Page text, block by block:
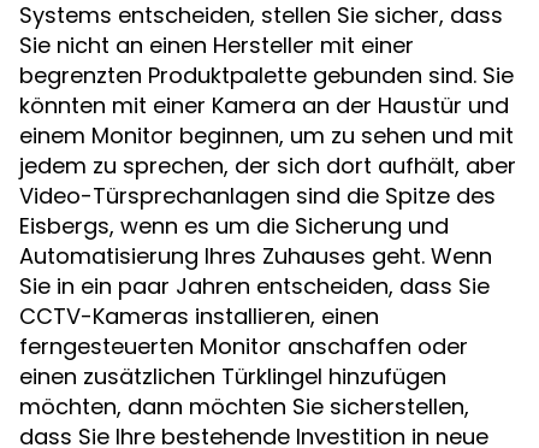
Systems entscheiden, stellen Sie sicher, dass
Sie nicht an einen Hersteller mit einer
begrenzten Produktpalette gebunden sind. Sie
könnten mit einer Kamera an der Haustür und
einem Monitor beginnen, um zu sehen und mit
jedem zu sprechen, der sich dort aufhält, aber
Video-Türsprechanlagen sind die Spitze des
Eisbergs, wenn es um die Sicherung und
Automatisierung Ihres Zuhauses geht. Wenn
Sie in ein paar Jahren entscheiden, dass Sie
CCTV-Kameras installieren, einen
ferngesteuerten Monitor anschaffen oder
einen zusätzlichen Türklingel hinzufügen
möchten, dann möchten Sie sicherstellen,
dass Sie Ihre bestehende Investition in neue